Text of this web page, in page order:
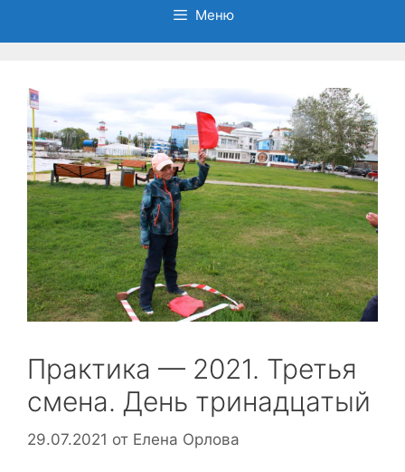
Меню
Практика — 2021. Третья
смена. День тринадцатый
29.07.2021 от Елена Орлова